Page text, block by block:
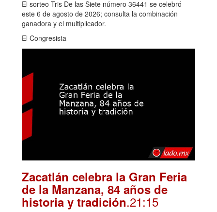
El sorteo Tris De las Siete número 36441 se celebró
este 6 de agosto de 2026; consulta la combinación
ganadora y el multiplicador.
El Congresista
Zacatlán celebra la Gran Feria
de la Manzana, 84 años de
historia y tradición.21:15